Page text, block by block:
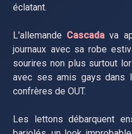
éclatant.
L'allemande Cascada va
journaux avec sa robe
sourires non plus surtout
avec ses amis gays dans
confrères de OUT.
Les lettons débarquent